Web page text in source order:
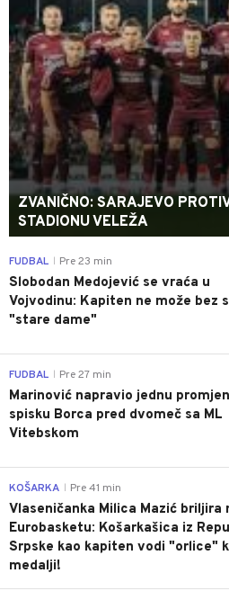
ZVANIČNO: SARAJEVO
STADIONU VELEŽA
FUDBAL Pre 23 min
Slobodan Medojević se vraća u
Vojvodinu: Kapiten ne može bez
"stare dame"
FUDBAL Pre 27 min
Marinović napravio jednu
spisku Borca pred dvomeč sa ML
Vitebskom
KOŠARKA Pre 41 min
Vlaseničanka Milica Mazić briljira
Eurobasketu: Košarkašica iz
Srpske kao kapiten vodi "orlice"
medalji!